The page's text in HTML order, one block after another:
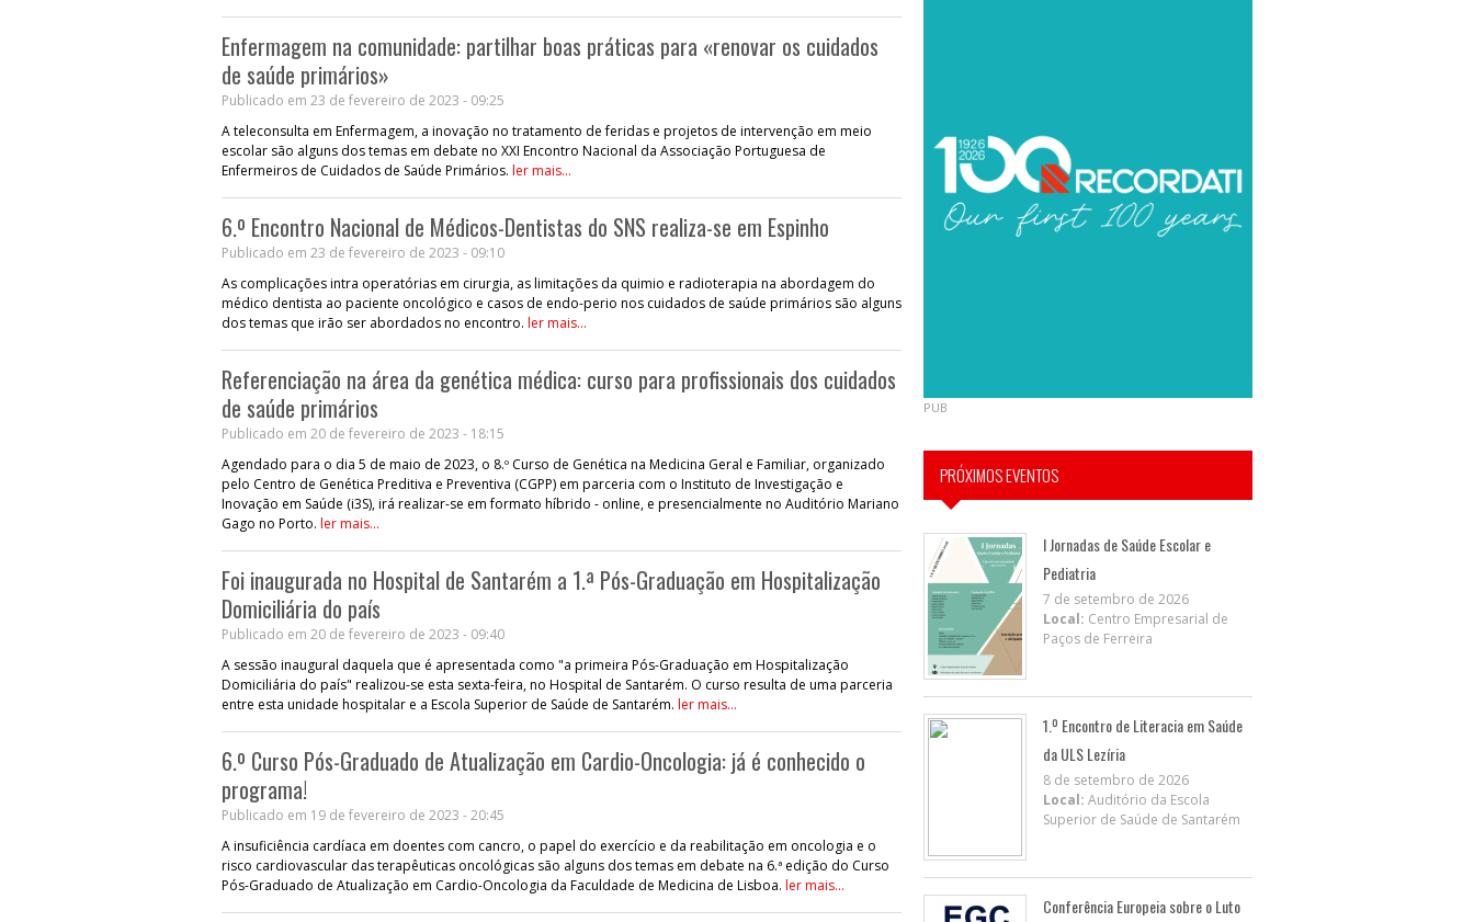
Enfermagem na comunidade: partilhar boas práticas para «renovar os cuidados
de saúde primários»
Publicado em 23 de fevereiro de 2023 - 09:25
A teleconsulta em Enfermagem, a inovação no tratamento de feridas e projetos de intervenção em meio
escolar são alguns dos temas em debate no XXI Encontro Nacional da Associação Portuguesa de
Enfermeiros de Cuidados de Saúde Primários. ler mais...
6.º Encontro Nacional de Médicos-Dentistas do SNS realiza-se em Espinho
Publicado em 23 de fevereiro de 2023 - 09:10
As complicações intra operatórias em cirurgia, as limitações da quimio e radioterapia na abordagem do
médico dentista ao paciente oncológico e casos de endo-perio nos cuidados de saúde primários são alguns
dos temas que irão ser abordados no encontro. ler mais...
Referenciação na área da genética médica: curso para profissionais dos cuidados
de saúde primários
Publicado em 20 de fevereiro de 2023 - 18:15
Agendado para o dia 5 de maio de 2023, o 8.º Curso de Genética na Medicina Geral e Familiar, organizado
pelo Centro de Genética Preditiva e Preventiva (CGPP) em parceria com o Instituto de Investigação e
Inovação em Saúde (i3S), irá realizar-se em formato híbrido - online, e presencialmente no Auditório Mariano
Gago no Porto. ler mais...
Foi inaugurada no Hospital de Santarém a 1.ª Pós-Graduação em Hospitalização
Domiciliária do país
Publicado em 20 de fevereiro de 2023 - 09:40
A sessão inaugural daquela que é apresentada como "a primeira Pós-Graduação em Hospitalização
Domiciliária do país" realizou-se esta sexta-feira, no Hospital de Santarém. O curso resulta de uma parceria
entre esta unidade hospitalar e a Escola Superior de Saúde de Santarém. ler mais...
6.º Curso Pós-Graduado de Atualização em Cardio-Oncologia: já é conhecido o
programa!
Publicado em 19 de fevereiro de 2023 - 20:45
A insuficiência cardíaca em doentes com cancro, o papel do exercício e da reabilitação em oncologia e o
risco cardiovascular das terapêuticas oncológicas são alguns dos temas em debate na 6.ª edição do Curso
Pós-Graduado de Atualização em Cardio-Oncologia da Faculdade de Medicina de Lisboa. ler mais...
PUB
PRÓXIMOS EVENTOS
I Jornadas de Saúde Escolar e
Pediatria
7 de setembro de 2026
Local: Centro Empresarial de
Paços de Ferreira
1.º Encontro de Literacia em Saúde
da ULS Lezíria
8 de setembro de 2026
Local: Auditório da Escola
Superior de Saúde de Santarém
Conferência Europeia sobre o Luto